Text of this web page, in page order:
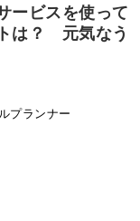
ービスを使って
は？ 元気なう
プランナー